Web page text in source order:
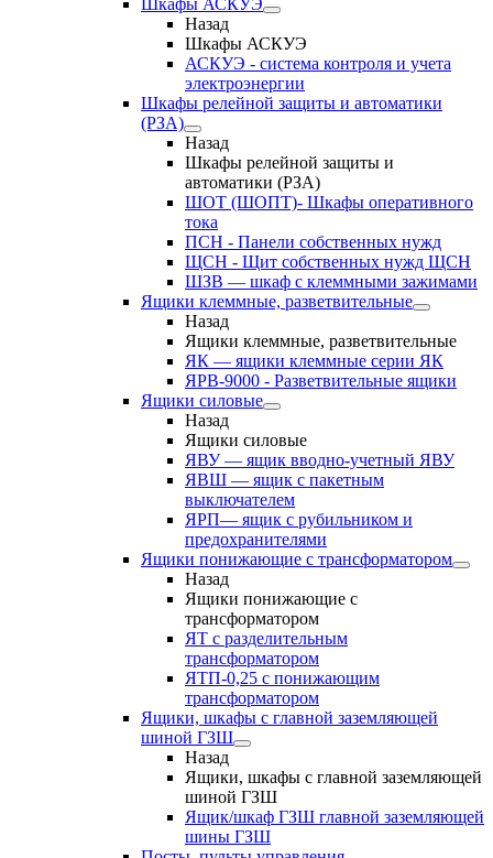
Шкафы АСКУЭ
Назад
Шкафы АСКУЭ
АСКУЭ - система контроля и учета
электроэнергии
Шкафы релейной защиты и автоматики
(РЗА)
Назад
Шкафы релейной защиты и
автоматики (РЗА)
ШОТ (ШОПТ)- Шкафы оперативного
тока
ПСН - Панели собственных нужд
ЩСН - Щит собственных нужд ЩСН
ШЗВ — шкаф с клеммными зажимами
Ящики клеммные, разветвительные
Назад
Ящики клеммные, разветвительные
ЯК — ящики клеммные серии ЯК
ЯРВ-9000 - Разветвительные ящики
Ящики силовые
Назад
Ящики силовые
ЯВУ — ящик вводно-учетный ЯВУ
ЯВШ — ящик с пакетным
выключателем
ЯРП— ящик с рубильником и
предохранителями
Ящики понижающие с трансформатором
Назад
Ящики понижающие с
трансформатором
ЯТ с разделительным
трансформатором
ЯТП-0,25 с понижающим
трансформатором
Ящики, шкафы с главной заземляющей
шиной ГЗШ
Назад
Ящики, шкафы с главной заземляющей
шиной ГЗШ
Ящик/шкаф ГЗШ главной заземляющей
шины ГЗШ